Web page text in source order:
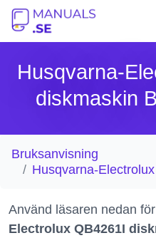
Husqvarna-
diskmaskin
Bruksanvisning
Husqvarna-
Använd läsaren nedan
Electrolux QB4261I